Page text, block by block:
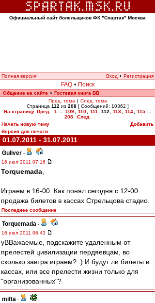
Официальный сайт болельщиков ФК "Спартак" Москва
Полная версия Вход • Регистрация
FAQ • Поиск
Общение на сайте » Гостевая книга ВВ
Пред. тема | След. тема
Страница 112 из 208[ Сообщений: 10362 ]
На страницу Пред. 1 109 110 111 112 113 114 115
208
След.
Начать новую тему
Добавить
Версия для печати
01.07.2011 - 31.07.2011
Guliver -
16 июл 2011 07:16
Torquemada
Играем в 16-00. Как понял сегодня с 12-00
продажа билетов в кассах Стрельцова стадио.
Последнее сообщение
Torquemada -
16 июл 2011 06:43
уВВажаемые, подскажите удаленным от
прелестей цивилизации пердяевцам, во
сколько завтра играем? :) И будут ли билеты в
кассах, или все прелести жизни только для
"организованных"?
mifta -